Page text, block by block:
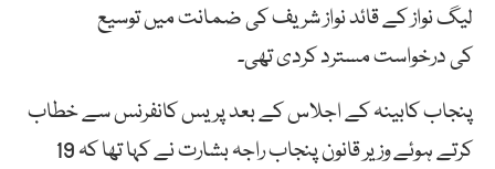
لیگ نواز کے قائد نواز شریف کی ضمانت میں توسیع
کی درخواست مسترد کردی تھی۔
پنجاب کابینہ کے اجلاس کے بعد پریس کانفرنس سے خطاب
کرتے ہوئے وزیر قانون پنجاب راجہ بشارت نے کہا تھا کہ 19